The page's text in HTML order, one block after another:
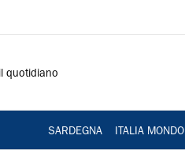
quotidiano
SARDEGNA ITALIA MONDO